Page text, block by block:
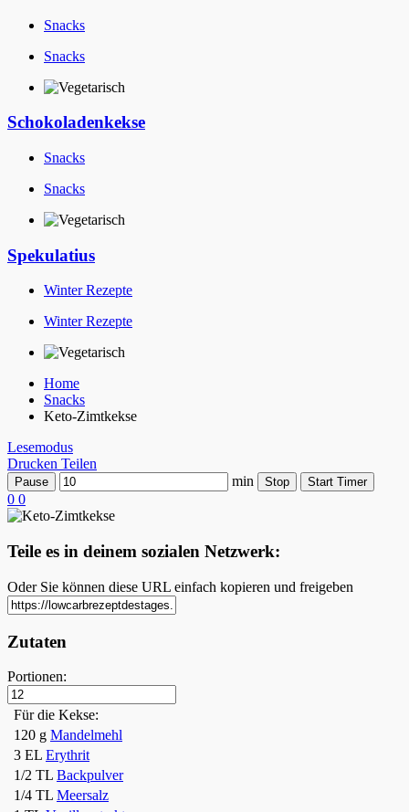
Snacks
Snacks
Schokoladenkekse
Snacks
Snacks
Spekulatius
Winter Rezepte
Winter Rezepte
Home
Snacks
Keto-Zimtkekse
Lesemodus
Drucken Teilen
Pause min Stop Start Timer
0 0
Teile es in deinem sozialen Netzwerk:
Oder Sie können diese URL einfach kopieren und freigeben
Zutaten
Portionen:
Für die Kekse:
120 g Mandelmehl
3 EL Erythrit
1/2 TL Backpulver
1/4 TL Meersalz